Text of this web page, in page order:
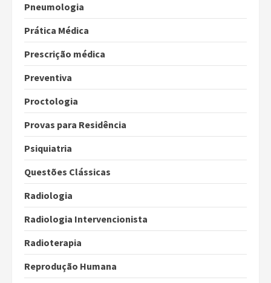
Pneumologia
Prática Médica
Prescrição médica
Preventiva
Proctologia
Provas para Residência
Psiquiatria
Questões Clássicas
Radiologia
Radiologia Intervencionista
Radioterapia
Reprodução Humana